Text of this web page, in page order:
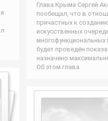
Глава Крыма Сергей
пообещал, что в
причастных к
искусственных
будет проведён
назначено
Об этом глава